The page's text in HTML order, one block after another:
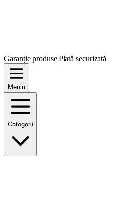
Garanție produse|Plată securizată
Meniu
Categorii